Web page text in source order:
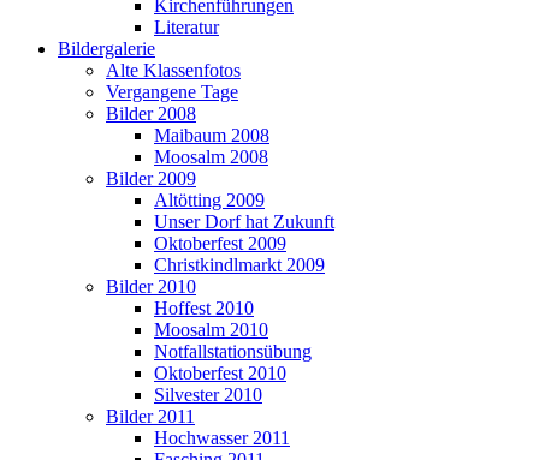
Kirchenführungen
Literatur
Bildergalerie
Alte Klassenfotos
Vergangene Tage
Bilder 2008
Maibaum 2008
Moosalm 2008
Bilder 2009
Altötting 2009
Unser Dorf hat Zukunft
Oktoberfest 2009
Christkindlmarkt 2009
Bilder 2010
Hoffest 2010
Moosalm 2010
Notfallstationsübung
Oktoberfest 2010
Silvester 2010
Bilder 2011
Hochwasser 2011